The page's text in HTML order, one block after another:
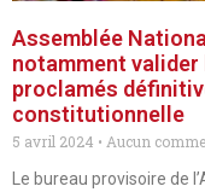
Assemblée
notamment
proclamés
constitutionnelle
5 avril 2024
Aucun
Le bureau provisoire de